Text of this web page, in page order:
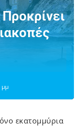
μμ
εκατομμύρια